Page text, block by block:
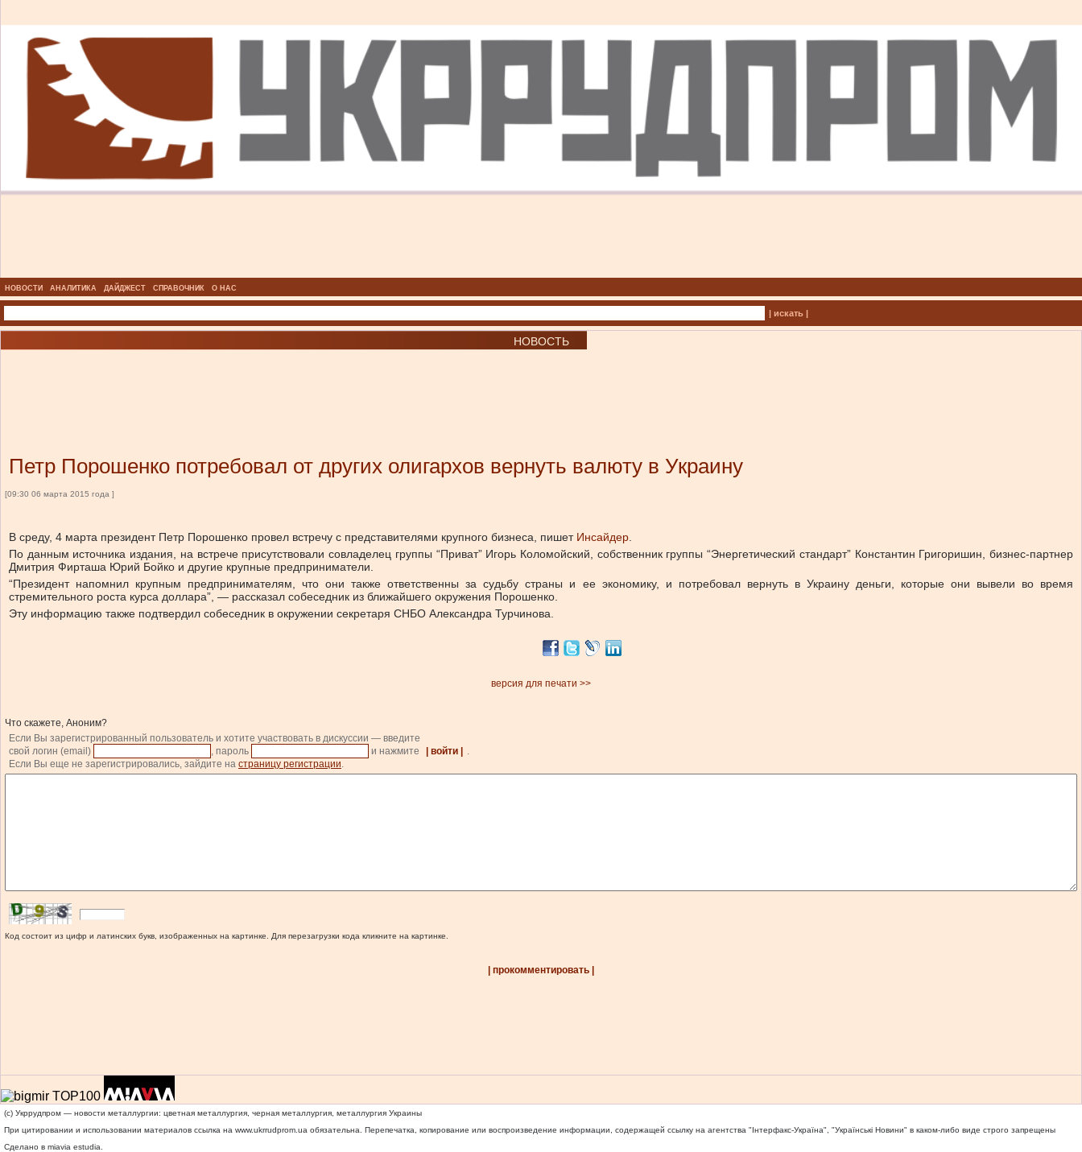
НОВОСТИ АНАЛИТИКА ДАЙДЖЕСТ СПРАВОЧНИК О НАС
| искать |
НОВОСТЬ
Петр Порошенко потребовал от других олигархов вернуть валюту в Украину
[09:30 06 марта 2015 года ]
В среду, 4 марта президент Петр Порошенко провел встречу с представителями крупного бизнеса, пишет Инсайдер
По данным источника издания, на встрече присутствовали совладелец группы “Приват” Игорь Коломойский, собственник группы “Энергетический стандарт” Константин Григоришин, бизнес-партнер
Дмитрия Фирташа Юрий Бойко и другие крупные предприниматели.
“Президент напомнил крупным предпринимателям, что они также ответственны за судьбу страны и ее экономику, и потребовал вернуть в Украину деньги, которые они вывели во время
стремительного роста курса доллара”, — рассказал собеседник из ближайшего окружения Порошенко.
Эту информацию также подтвердил собеседник в окружении секретаря СНБО Александра Турчинова.
версия для печати >>
Что скажете, Аноним?
Если Вы зарегистрированный пользователь и хотите участвовать в дискуссии — введите
свой логин (email)
, пароль и нажмите | войти |
.
Если Вы еще не зарегистрировались, зайдите на страницу регистрации.
Код состоит из цифр и латинских букв, изображенных на картинке. Для перезагрузки кода кликните на картинке.
| прокомментировать |
(c) Укррудпром — новости металлургии: цветная металлургия, черная металлургия, металлургия Украины
При цитировании и использовании материалов ссылка на www.ukrrudprom.ua обязательна. Перепечатка, копирование или воспроизведение информации, содержащей ссылку на агентства "Iнтерфакс-Україна", "Українськi Новини" в каком-либо виде строго запрещены
Сделано в miavia estudia.